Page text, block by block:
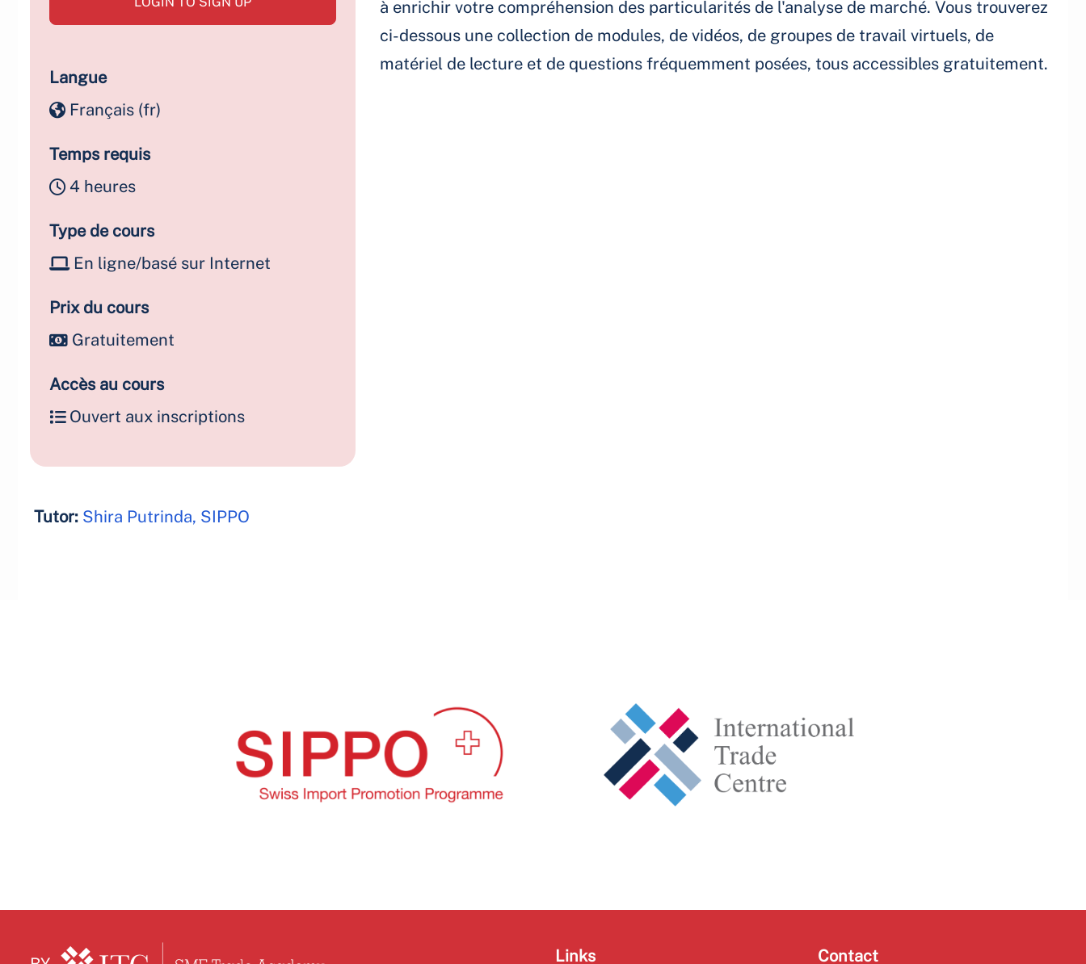
Langue
Français ‎(fr)‎
Temps requis
4 heures
Type de cours
En ligne/basé sur Internet
Prix du cours
Gratuitement
Accès au cours
Ouvert aux inscriptions
à enrichir votre compréhension des particularités de l'analyse de marché. Vous trouverez
ci-dessous une collection de modules, de vidéos, de groupes de travail virtuels, de
matériel de lecture et de questions fréquemment posées, tous accessibles gratuitement.
Tutor: Shira Putrinda, SIPPO
Links Contact